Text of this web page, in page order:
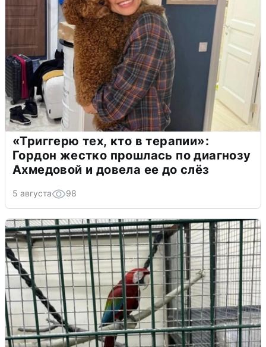
«Триггерю тех, кто в терапии»:
Гордон жестко прошлась по диагнозу
Ахмедовой и довела ее до слёз
5 августа 98